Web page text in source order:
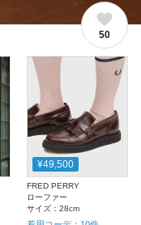
50
¥49,500
FRED PERRY
ローファー
サイズ： 28cm